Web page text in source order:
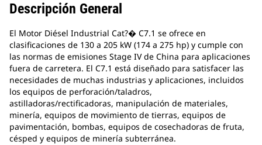
Descripción General
El Motor Diésel Industrial Cat?� C7.1 se ofrece en
clasificaciones de 130 a 205 kW (174 a 275 hp) y cumple con
las normas de emisiones Stage IV de China para aplicaciones
fuera de carretera. El C7.1 está diseñado para satisfacer las
necesidades de muchas industrias y aplicaciones, incluidos
los equipos de perforación/taladros,
astilladoras/rectificadoras, manipulación de materiales,
minería, equipos de movimiento de tierras, equipos de
pavimentación, bombas, equipos de cosechadoras de fruta,
césped y equipos de minería subterránea.